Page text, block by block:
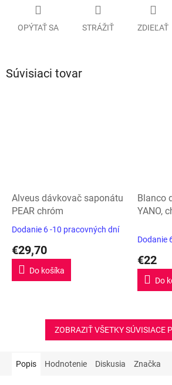
OPÝTAŤ SA STRÁŽIŤ ZDIEĽAŤ
Súvisiaci tovar
Alveus dávkovač saponátu
PEAR chróm
Priemerné
produktu
5,0
Dodanie 6 -10 pracovných dní
€29,70
Do košíka
Blanco
YANO,
Dodanie
€22
Do
ZOBRAZIŤ VŠETKY SÚVISIACE
Popis Hodnotenie Diskusia Značka